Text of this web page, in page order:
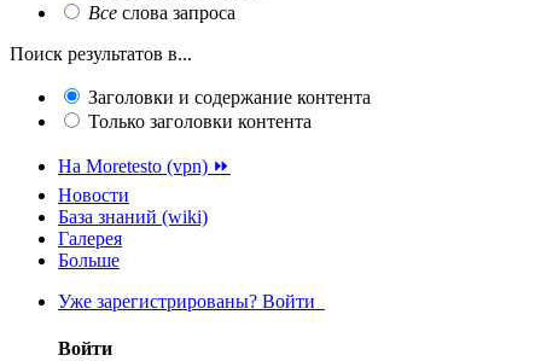
Все слова запроса
Поиск результатов в...
Заголовки и содержание контента
Только заголовки контента
На Moretesto (vpn) ⏩
Новости
База знаний (wiki)
Галерея
Больше
Уже зарегистрированы? Войти
Войти